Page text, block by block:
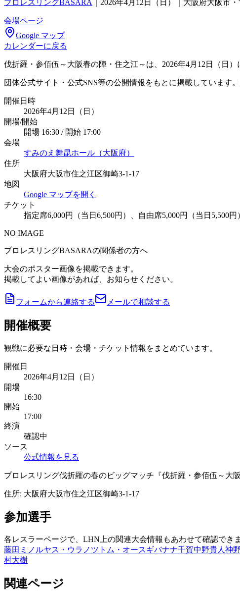
プロレスリングBASARA 2026年4月12日（日）｜大阪府大阪市
会場ページ
Google マップ
カレンダーに戻る
伐折羅・参佰伍～大阪春の陣・住之江～は、2026年4月12日（日
団体公式サイト・公式SNS等の公開情報をもとに掲載しています
開催日時
2026年4月12日（日）
開場/開始
開場 16:30 / 開始 17:00
会場
すみのえ舞昆ホール（大阪府）
住所
大阪府大阪市住之江区御崎3-1-17
地図
Google マップを開く
チケット
指定席6,000円（当日6,500円）、自由席5,000円（当日5,500
NO IMAGE
プロレスリングBASARAの関係者の方へ
大会のポスター画像を掲載できます。
掲載してよい画像があれば、お知らせください。
フォームから連絡する メールで相談する
開催概要
観戦に必要な日時・会場・チケット情報をまとめています。
開催日
2026年4月12日（日）
開場
16:30
開始
17:00
終演
確認中
ソース
公式情報を見る
プロレスリング伐折羅の春のビッグマッチ『伐折羅・参佰伍～大
住所: 大阪府大阪市住之江区御崎3-1-17
参加選手
各レスラーページで、LHN上の関連大会情報もあわせて確認できま
藤田ミノルヤス・ウラノ ツトム・オースギバナナ千賀中野貴人神
村大樹
関連ページ